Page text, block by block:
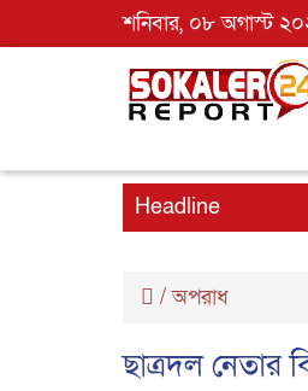
শনিবার, ০৮ অগাস্ট
Headline
/অপরাধ
ছাত্রদল নেতার